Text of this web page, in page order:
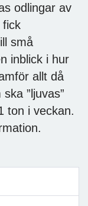
odlingar av
fick
små
inblick i hur
allt då
”ljuvas”
ton i veckan.